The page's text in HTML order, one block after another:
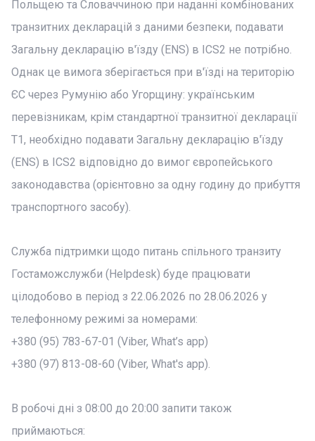
Польщею та Словаччиною при наданні комбінованих
транзитних декларацій з даними безпеки, подавати
Загальну декларацію в'їзду (ENS) в ICS2 не потрібно.
Однак це вимога зберігається при в'їзді на територію
ЄС через Румунію або Угорщину: українським
перевізникам, крім стандартної транзитної декларації
Т1, необхідно подавати Загальну декларацію в'їзду
(ENS) в ICS2 відповідно до вимог європейського
законодавства (орієнтовно за одну годину до прибуття
транспортного засобу).
Служба підтримки щодо питань спільного транзиту
Гостаможслужби (Helpdesk) буде працювати
цілодобово в період з 22.06.2026 по 28.06.2026 у
телефонному режимі за номерами:
+380 (95) 783-67-01 (Viber, What’s app)
+380 (97) 813-08-60 (Viber, What's app).
В робочі дні з 08:00 до 20:00 запити також
приймаються: